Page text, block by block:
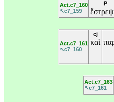
Act.c7_160
↖c7_159
P
Act.c7_161
↖c7_160
cj
καὶ
Act.c7_163
↖c7_161